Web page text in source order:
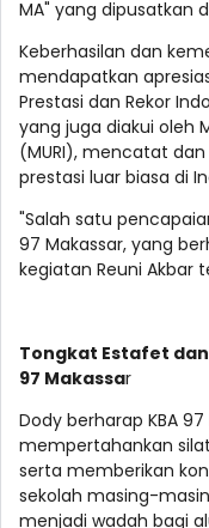
MA" yang dipusatkan
Keberhasilan dan
mendapatkan
Prestasi dan Rekor
yang juga diakui oleh
(MURI), mencatat
prestasi luar biasa di
"Salah satu
97 Makassar, yang
kegiatan Reuni Akbar
Tongkat Estafet
97 Makassar
Dody berharap KBA
mempertahankan
serta memberikan
sekolah masing-
menjadi wadah bagi